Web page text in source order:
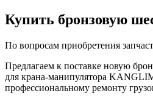
Купить бронзовую
По вопросам приобретения
Предлагаем к поставке новую
для крана-манипулятора
профессиональному ремонту